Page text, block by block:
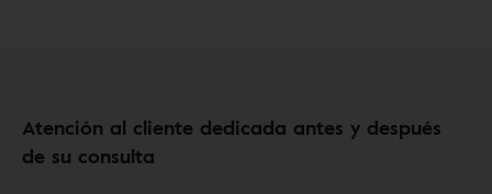
Atención al cliente dedicada antes y después
de su consulta